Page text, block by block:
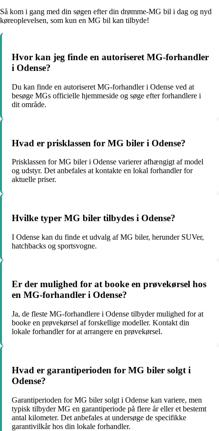
Så kom i gang med din søgen efter din drømme-MG bil i dag og nyd
køreoplevelsen, som kun en MG bil kan tilbyde!
Hvor kan jeg finde en autoriseret MG-forhandler
i Odense?
Du kan finde en autoriseret MG-forhandler i Odense ved at
besøge MGs officielle hjemmeside og søge efter forhandlere i
dit område.
Hvad er prisklassen for MG biler i Odense?
Prisklassen for MG biler i Odense varierer afhængigt af model
og udstyr. Det anbefales at kontakte en lokal forhandler for
aktuelle priser.
Hvilke typer MG biler tilbydes i Odense?
I Odense kan du finde et udvalg af MG biler, herunder SUVer,
hatchbacks og sportsvogne.
Er der mulighed for at booke en prøvekørsel hos
en MG-forhandler i Odense?
Ja, de fleste MG-forhandlere i Odense tilbyder mulighed for at
booke en prøvekørsel af forskellige modeller. Kontakt din
lokale forhandler for at arrangere en prøvekørsel.
Hvad er garantiperioden for MG biler solgt i
Odense?
Garantiperioden for MG biler solgt i Odense kan variere, men
typisk tilbyder MG en garantiperiode på flere år eller et bestemt
antal kilometer. Det anbefales at undersøge de specifikke
garantivilkår hos din lokale forhandler.